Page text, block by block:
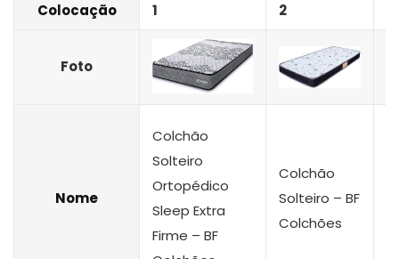
Colocação 1 2
Foto
Nome
Colchão
Solteiro
Ortopédico
Sleep Extra
Firme – BF
Colchão
Solteiro – BF
Colchões